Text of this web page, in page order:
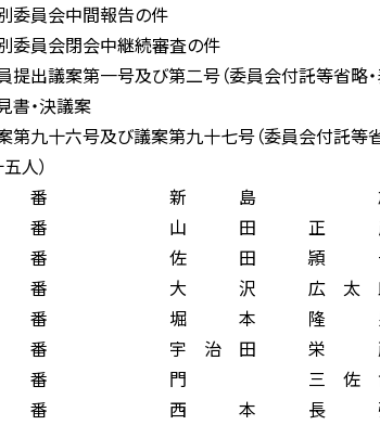
会中間報告の件
会閉会中継続審査の件
案第一号及び第二号（委員会付託等省略・
決議案
六号及び議案第九十七号（委員会付託等省
人）
番 新 島
山 田 正
佐 田 頴
大 沢 広 太
堀 本 隆
宇 治 田 栄
門 三 佐
西 本 長